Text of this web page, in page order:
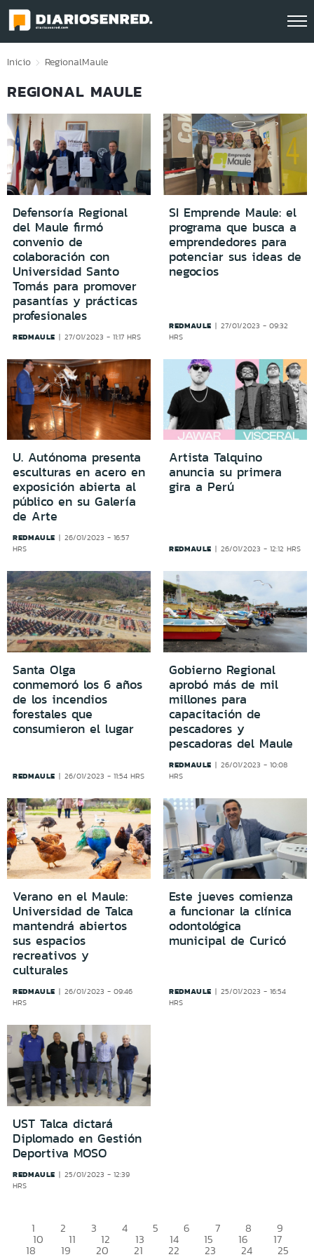
Click acá para ir directamente al contenido
Inicio RegionalMaule
REGIONAL MAULE
Defensoría Regional
del Maule firmó
convenio de
colaboración con
Universidad Santo
Tomás para promover
pasantías y prácticas
profesionales
REDMAULE 27/01/2023 - 11:17 HRS
SI Emprende Maule: el
programa que busca a
emprendedores para
potenciar sus ideas de
negocios
REDMAULE
27/01/2023 - 09:32
HRS
U. Autónoma presenta
esculturas en acero en
exposición abierta al
público en su Galería
de Arte
REDMAULE
26/01/2023 - 16:57
HRS
Artista Talquino
anuncia su primera
gira a Perú
REDMAULE 26/01/2023 - 12:12 HRS
Santa Olga
conmemoró los 6 años
de los incendios
forestales que
consumieron el lugar
REDMAULE 26/01/2023 - 11:54 HRS
Gobierno Regional
aprobó más de mil
millones para
capacitación de
pescadores y
pescadoras del Maule
REDMAULE
26/01/2023 - 10:08
HRS
Verano en el Maule:
Universidad de Talca
mantendrá abiertos
sus espacios
recreativos y
culturales
REDMAULE
26/01/2023 - 09:46
HRS
Este jueves comienza
a funcionar la clínica
odontológica
municipal de Curicó
REDMAULE
25/01/2023 - 16:54
HRS
UST Talca dictará
Diplomado en Gestión
Deportiva MOSO
REDMAULE
25/01/2023 - 12:39
HRS
1 2 3 4 5 6 7 8 9
10 11 12 13 14 15 16 17
18 19 20 21 22 23 24 25